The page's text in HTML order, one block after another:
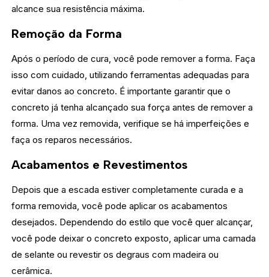
alcance sua resistência máxima.
Remoção da Forma
Após o período de cura, você pode remover a forma. Faça
isso com cuidado, utilizando ferramentas adequadas para
evitar danos ao concreto. É importante garantir que o
concreto já tenha alcançado sua força antes de remover a
forma. Uma vez removida, verifique se há imperfeições e
faça os reparos necessários.
Acabamentos e Revestimentos
Depois que a escada estiver completamente curada e a
forma removida, você pode aplicar os acabamentos
desejados. Dependendo do estilo que você quer alcançar,
você pode deixar o concreto exposto, aplicar uma camada
de selante ou revestir os degraus com madeira ou
cerâmica.